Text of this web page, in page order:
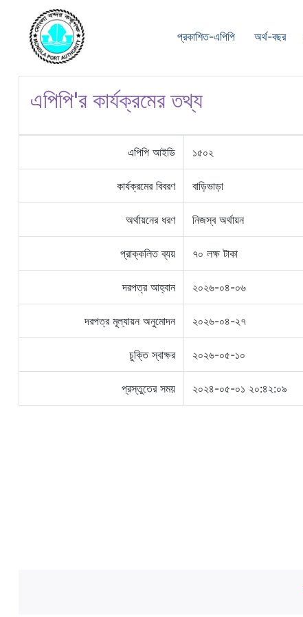
প্রকাশিত-এপিপি অর্থ-বছর
এপিপি'র কার্যক্রমের তথ্য
এপিপি আইডি ১৫০২
কার্যক্রমের বিবরণ বাড়িভাড়া
অর্থায়নের ধরণ নিজস্ব অর্থায়ন
প্রাক্কলিত ব্যয় ৭০ লক্ষ টাকা
দরপত্র আহ্বান ২০২৬-০৪-০৬
দরপত্র মূল্যায়ন অনুমোদন ২০২৬-০৪-২৭
চুক্তি স্বাক্ষর ২০২৬-০৫-১০
প্রস্তুতের সময় ২০২৪-০৫-০১ ২০:৪২:০৯